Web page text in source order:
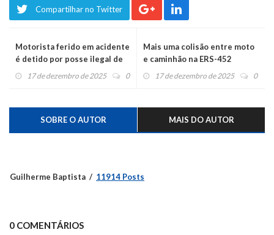
Compartilhar no Twitter
Motorista ferido em acidente
é detido por posse ilegal de
arma17 de dezembro de 2025 0
Mais uma colisão entre moto
e caminhão na ERS-452
17 de dezembro de 2025 0
SOBRE O AUTOR MAIS DO AUTOR
Guilherme Baptista 11914 Posts
0 COMENTÁRIOS